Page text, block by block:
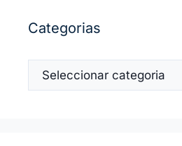
Categorias
Categorias